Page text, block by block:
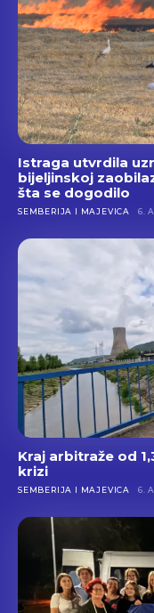
Istraga utvrdila
bijeljinskoj
šta se dogodilo
SEMBERIJA I MAJEVICA 6.
Kraj arbitraže od
krizi
SEMBERIJA I MAJEVICA 6.